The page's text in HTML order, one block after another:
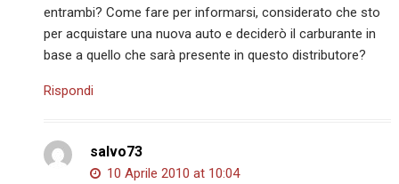
entrambi? Come fare per informarsi, considerato che sto
per acquistare una nuova auto e deciderò il carburante in
base a quello che sarà presente in questo distributore?
Rispondi
salvo73
10 Aprile 2010 at 10:04